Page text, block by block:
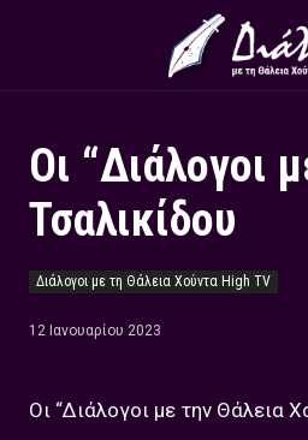
Οι “Διάλογοι
Τσαλικίδου
Διάλογοι με τη Θάλεια Χούντα High TV
12 Ιανουαρίου 2023
Οι “Διάλογοι με την Θάλεια